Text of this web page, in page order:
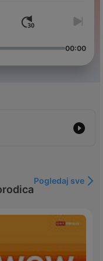
00:00
Pogledaj sve